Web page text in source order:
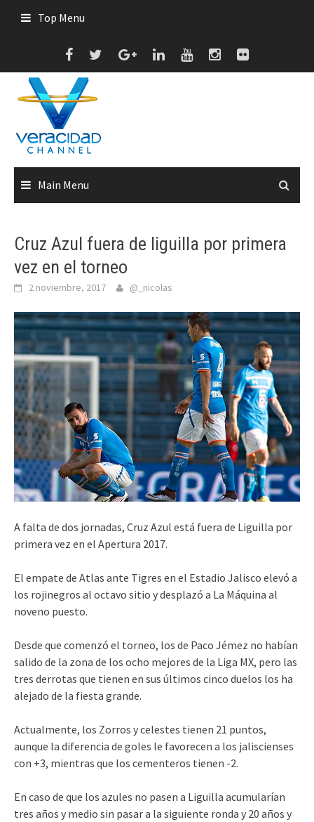
Top Menu
Main Menu
Cruz Azul fuera de liguilla por primera
vez en el torneo
2 noviembre, 2017 @_nicolas
A falta de dos jornadas, Cruz Azul está fuera de Liguilla por
primera vez en el Apertura 2017.
El empate de Atlas ante Tigres en el Estadio Jalisco elevó a
los rojinegros al octavo sitio y desplazó a La Máquina al
noveno puesto.
Desde que comenzó el torneo, los de Paco Jémez no habían
salido de la zona de los ocho mejores de la Liga MX, pero las
tres derrotas que tienen en sus últimos cinco duelos los ha
alejado de la fiesta grande.
Actualmente, los Zorros y celestes tienen 21 puntos,
aunque la diferencia de goles le favorecen a los jaliscienses
con +3, mientras que los cementeros tienen -2.
En caso de que los azules no pasen a Liguilla acumularían
tres años y medio sin pasar a la siguiente ronda y 20 años y